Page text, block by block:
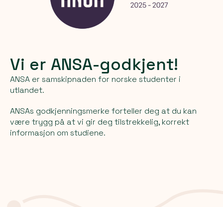
Vi er ANSA-godkjent!
ANSA er samskipnaden for norske studenter i
utlandet.
ANSAs godkjenningsmerke forteller deg at du kan
være trygg på at vi gir deg tilstrekkelig, korrekt
informasjon om studiene.